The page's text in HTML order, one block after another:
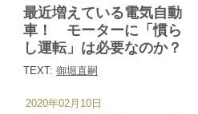
最近増えている電気自動
車！ モーターに「慣ら
し運転」は必要なのか？
TEXT: 御堀直嗣
2020年02月10日